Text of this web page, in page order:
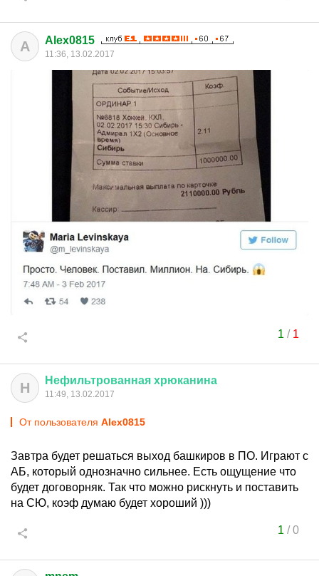
A Alex0815
11:36, 13.02.2017
1 / 1
Н Нефильтрованная хрюканина
11:49, 13.02.2017
От пользователя Alex0815
Завтра будет решаться выход башкиров в ПО. Играют с
АБ, который однозначно сильнее. Есть ощущение что
будет договорняк. Так что можно рискнуть и поставить
на СЮ, коэф думаю будет хороший )))
1 /0